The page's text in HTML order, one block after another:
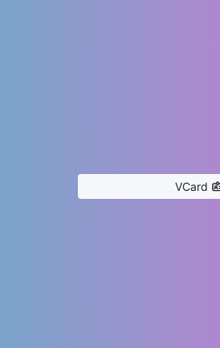
VCard